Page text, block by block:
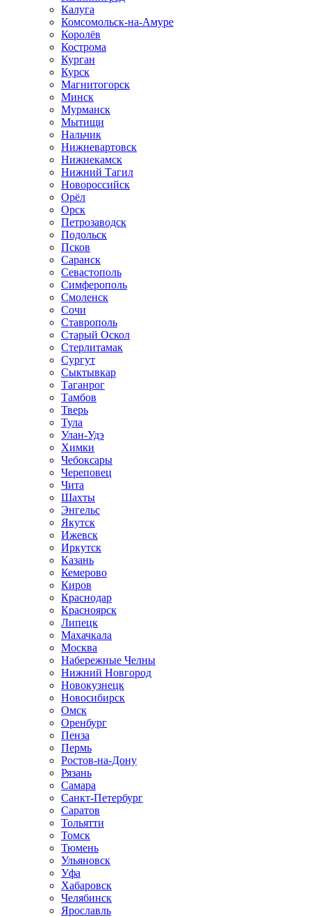
Калуга
Комсомольск-на-Амуре
Королёв
Кострома
Курган
Курск
Магнитогорск
Минск
Мурманск
Мытищи
Нальчик
Нижневартовск
Нижнекамск
Нижний Тагил
Новороссийск
Орёл
Орск
Петрозаводск
Подольск
Псков
Саранск
Севастополь
Симферополь
Смоленск
Сочи
Ставрополь
Старый Оскол
Стерлитамак
Сургут
Сыктывкар
Таганрог
Тамбов
Тверь
Тула
Улан-Удэ
Химки
Чебоксары
Череповец
Чита
Шахты
Энгельс
Якутск
Ижевск
Иркутск
Казань
Кемерово
Киров
Краснодар
Красноярск
Липецк
Махачкала
Москва
Набережные Челны
Нижний Новгород
Новокузнецк
Новосибирск
Омск
Оренбург
Пенза
Пермь
Ростов-на-Дону
Рязань
Самара
Санкт-Петербург
Саратов
Тольятти
Томск
Тюмень
Ульяновск
Уфа
Хабаровск
Челябинск
Ярославль